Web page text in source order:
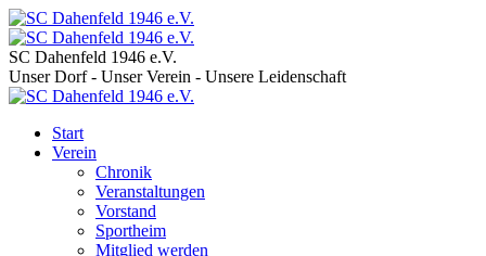
SC Dahenfeld 1946 e.V.
Unser Dorf - Unser Verein - Unsere Leidenschaft
Start
Verein
Chronik
Veranstaltungen
Vorstand
Sportheim
Mitglied werden